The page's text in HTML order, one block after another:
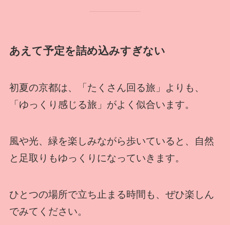
あえて予定を詰め込みすぎない
初夏の京都は、「たくさん回る旅」よりも、
「ゆっくり感じる旅」がよく似合います。
風や光、緑を楽しみながら歩いていると、自然
と足取りもゆっくりになっていきます。
ひとつの場所で立ち止まる時間も、ぜひ楽しん
でみてください。